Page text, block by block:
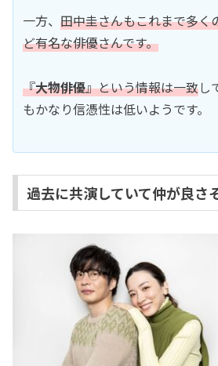
一方、 田中圭さんもこれまで多く
ど有名な俳優さんです。
『大物俳優』という情報は一致し
もかなり信憑性は低いようです。
過去に共演していて仲が良さ